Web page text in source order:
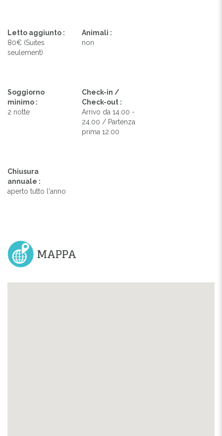
Letto aggiunto :
80€ (Suites
seulement)
Animali :
non
Soggiorno
minimo :
2 notte
Check-in /
Check-out :
Arrivo da 14.00 -
24.00 / Partenza
prima 12.00
Chiusura
annuale :
aperto tutto l'anno
MAPPA